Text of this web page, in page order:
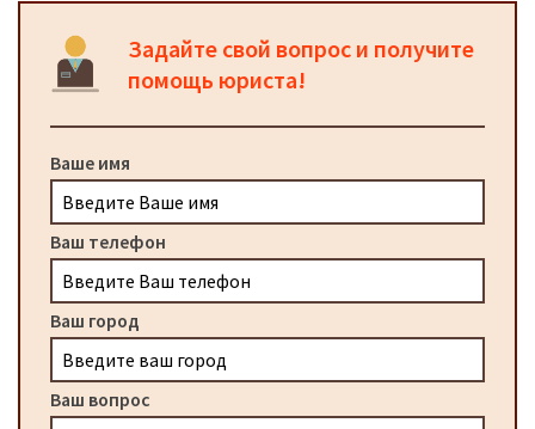
Задайте свой вопрос и получите
помощь юриста!
Ваше имя
Ваш телефон
Ваш город
Ваш вопрос